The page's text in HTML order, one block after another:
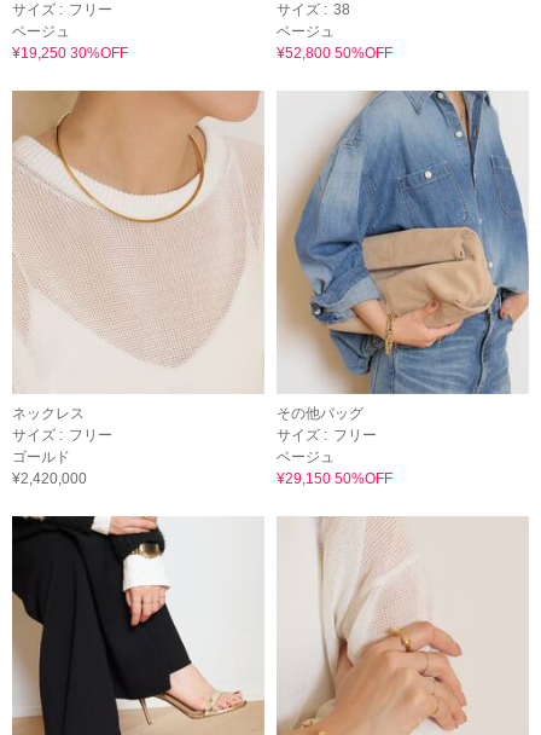
サイズ : フリー
ベージュ
¥19,250 30%OFF
サイズ : 38
ベージュ
¥52,800 50%OFF
ネックレス
サイズ : フリー
ゴールド
¥2,420,000
その他バッグ
サイズ : フリー
ベージュ
¥29,150 50%OFF